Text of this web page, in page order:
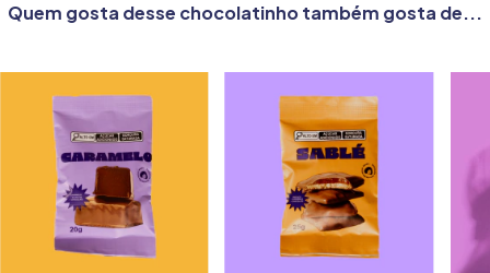
Quem gosta desse chocolatinho também gosta de...